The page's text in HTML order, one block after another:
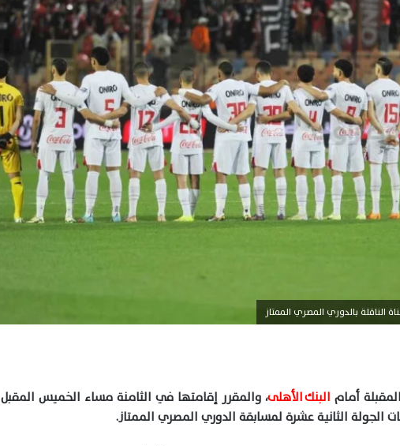
الناقلة بالدوري المصري الممتاز
أمامالبنك الأهلى، والمقرر إقامتها في الثامنة مساء الخميس المقبل
الجولة الثانية عشرة لمسابقة الدوري المصري الممتاز.